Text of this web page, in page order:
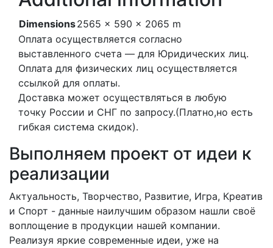
Dimensions2565 × 590 × 2065 m
Оплата осуществляется согласно
выставленного счета — для Юридических лиц.
Оплата для физических лиц осуществляется
ссылкой для оплаты.
Доставка может осуществляться в любую
точку России и СНГ по запросу.(Платно,но есть
гибкая система скидок).
Выполняем проект от идеи к
реализации
Актуальность, Творчество, Развитие, Игра, Креатив
и Спорт - данные наилучшим образом нашли своё
воплощение в продукции нашей компании.
Реализуя яркие современные идеи, уже на